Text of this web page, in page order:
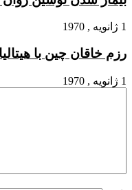
1 ژانویه , 1970
رزم خاقان چین با
1 ژانویه , 1970